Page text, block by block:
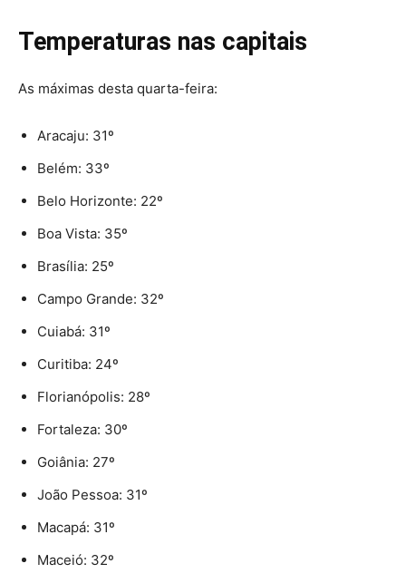
Temperaturas nas capitais
As máximas desta quarta-feira:
Aracaju: 31º
Belém: 33º
Belo Horizonte: 22º
Boa Vista: 35º
Brasília: 25º
Campo Grande: 32º
Cuiabá: 31º
Curitiba: 24º
Florianópolis: 28º
Fortaleza: 30º
Goiânia: 27º
João Pessoa: 31º
Macapá: 31º
Maceió: 32º